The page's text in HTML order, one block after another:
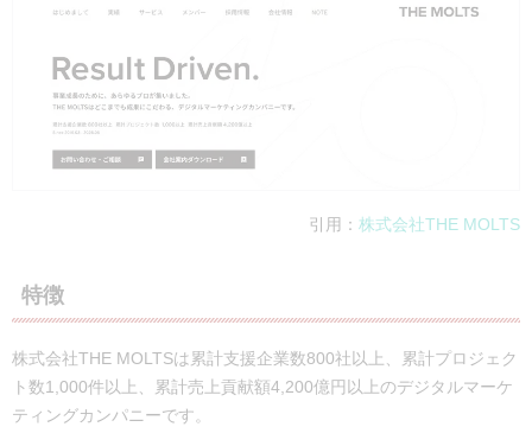
事業内容 SaaS・メディア
電話番号 記載なし
公式サイト https://basicinc.jp/
実績・事例 要問い合わせ
引用： 株式会社THE MOLTS
特徴
株式会社THE MOLTSは累計支援企業数800社以上、累計プロジェク
ト数1,000件以上、累計売上貢献額4,200億円以上のデジタルマーケ
ティングカンパニーです。